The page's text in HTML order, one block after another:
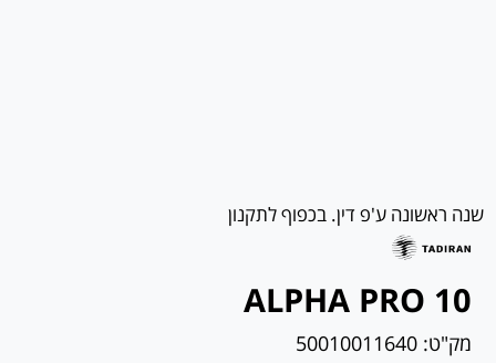
שנה ראשונה ע'פ דין. בכפוף לתקנון
ALPHA PRO 10
מק"ט: 50010011640